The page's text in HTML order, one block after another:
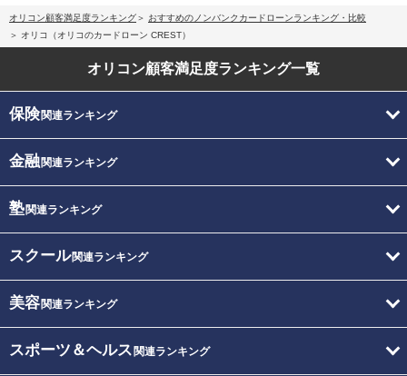
オリコン顧客満足度ランキング
おすすめのノンバンクカードローンランキング・比較
オリコ（オリコのカードローン CREST）
オリコン顧客満足度ランキング一覧
保険関連ランキング
金融関連ランキング
塾関連ランキング
スクール関連ランキング
美容関連ランキング
スポーツ＆ヘルス 関連ランキング